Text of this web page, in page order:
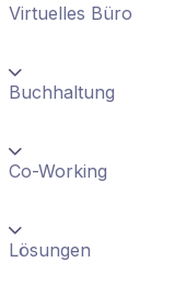
Virtuelles Büro
Buchhaltung
Co-Working
Lösungen